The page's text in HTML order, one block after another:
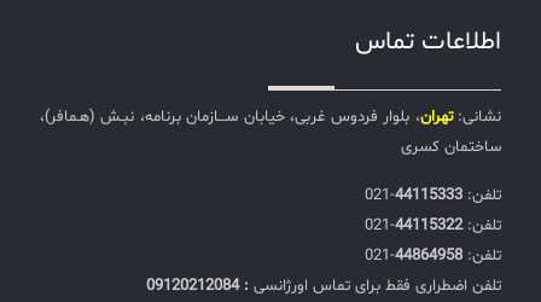
اطلاعات تماس
نشانی:تهران، بلوار فردوس غربی، خیابان ســـازمان برنامه، نبـش (هـمافر)،
ساختمان کسری
تلفن:‌ 44115333
-021
تلفن:‌44115322
-021
تلفن:‌ 44864958
-021
تلفن اضطراری فقط برای تماس اورژانسی : 09120212084